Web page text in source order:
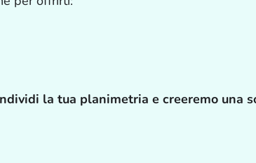
la tua planimetria e creeremo una